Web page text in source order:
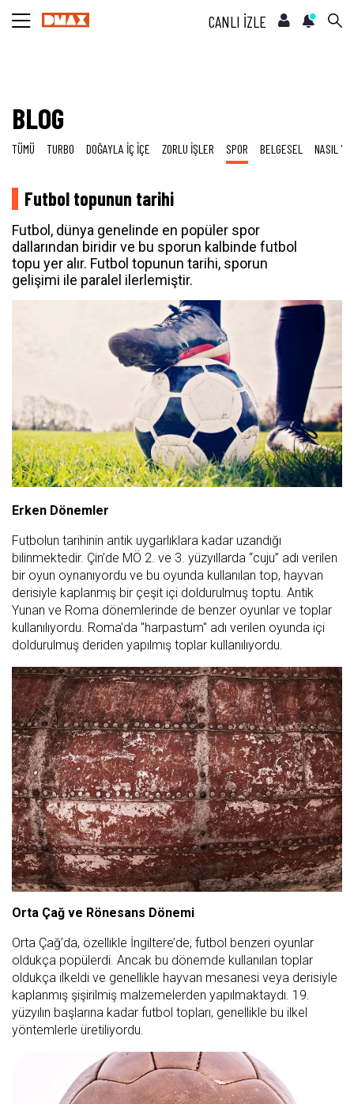
CANLI İZLE
BLOG
TÜMÜ TURBO DOĞAYLA İÇ İÇE ZORLU İŞLER SPOR BELGESEL NASIL
Futbol topunun tarihi
Futbol, dünya genelinde en popüler spor
dallarından biridir ve bu sporun kalbinde futbol
topu yer alır. Futbol topunun tarihi, sporun
gelişimi ile paralel ilerlemiştir.
Erken Dönemler
Futbolun tarihinin antik uygarlıklara kadar uzandığı
bilinmektedir. Çin’de MÖ 2. ve 3. yüzyıllarda “cuju” adı verilen
bir oyun oynanıyordu ve bu oyunda kullanılan top, hayvan
derisiyle kaplanmış bir çeşit içi doldurulmuş toptu. Antik
Yunan ve Roma dönemlerinde de benzer oyunlar ve toplar
kullanılıyordu. Roma'da "harpastum" adı verilen oyunda içi
doldurulmuş deriden yapılmış toplar kullanılıyordu.
Orta Çağ ve Rönesans Dönemi
Orta Çağ’da, özellikle İngiltere’de, futbol benzeri oyunlar
oldukça popülerdi. Ancak bu dönemde kullanılan toplar
oldukça ilkeldi ve genellikle hayvan mesanesi veya derisiyle
kaplanmış şişirilmiş malzemelerden yapılmaktaydı. 19.
yüzyılın başlarına kadar futbol topları, genellikle bu ilkel
yöntemlerle üretiliyordu.